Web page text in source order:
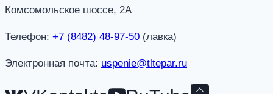
Комсомольское шоссе, 2А
Телефон: +7 (8482) 48-97-50 (лавка)
Электронная почта: uspenie@tltepar.ru